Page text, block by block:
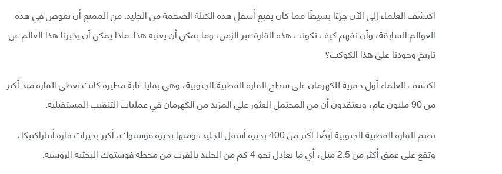
اكتشف العلماء إلى الآن جزءًا بسيطًا مما كان يقبع أسفل هذه الكتلة الضخمة من الجليد. من الممتع أن نغوص في هذه
العوالم السابقة، وأن نفهم كيف تكونت هذه القارة عبر الزمن، وما يمكن أن يعنيه هذا. ماذا يمكن أن يخبرنا هذا العالم عن
تاريخ وجودنا على هذا الكوكب؟
اكتشف العلماء أول حفرية للكهرمان على سطح القارة القطبية الجنوبية، وهي بقايا غابة مطيرة كانت تغطي القارة منذ أكثر
من 90 مليون عام، ويعتقدون أن من المحتمل العثور على المزيد من الكهرمان في عمليات التنقيب المستقبلية.
تضم القارة القطبية الجنوبية أيضًا أكثر من 400 بحيرة أسفل الجليد، ومنها بحيرة فوستوك، أكبر بحيرات قارة أنتاراكتيكا،
وتقع على عمق أكثر من 2.5 ميل، أي ما يعادل نحو 4 كم من الجليد بالقرب من محطة فوستوك البحثية الروسية.